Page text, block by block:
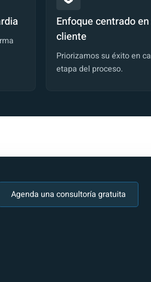
Enfoque centrado
cliente
Priorizamos su éxito en
etapa del proceso.
Agenda una consultoría gratuita